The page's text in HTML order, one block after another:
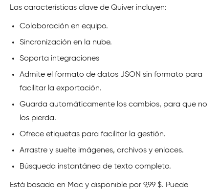
Las características clave de Quiver incluyen:
Colaboración en equipo.
Sincronización en la nube.
Soporta integraciones
Admite el formato de datos JSON sin formato para
facilitar la exportación.
Guarda automáticamente los cambios, para que no
los pierda.
Ofrece etiquetas para facilitar la gestión.
Arrastre y suelte imágenes, archivos y enlaces.
Búsqueda instantánea de texto completo.
Está basado en Mac y disponible por 9,99 $. Puede